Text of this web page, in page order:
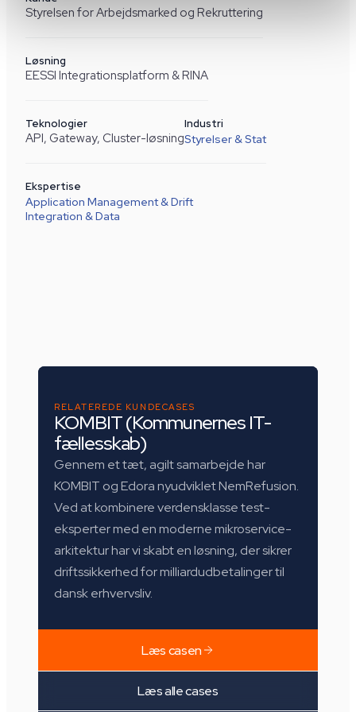
Styrelsen for Arbejdsmarked og Rekruttering
Løsning
EESSI Integrationsplatform & RINA
Teknologier
API, Gateway, Cluster-løsning
Industri
Styrelser & Stat
Ekspertise
Application Management & Drift
Integration & Data
RELATEREDE KUNDECASES
KOMBIT (Kommunernes IT-
fællesskab)
Gennem et tæt, agilt samarbejde har
KOMBIT og Edora nyudviklet NemRefusion.
Ved at kombinere verdensklasse test-
eksperter med en moderne mikroservice-
arkitektur har vi skabt en løsning, der sikrer
driftssikkerhed for milliardudbetalinger til
dansk erhvervsliv.
Læs casen
Læs alle cases